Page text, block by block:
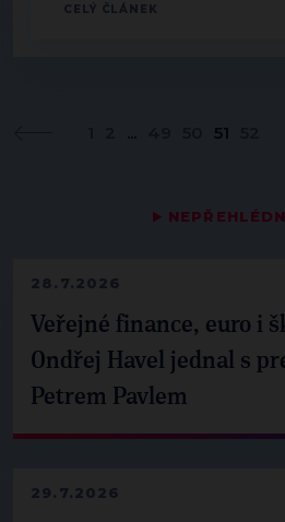
▶
28.7.2026
Veřejné finance, euro i
Ondřej Havel jednal s
Petrem Pavlem
29.7.2026
CELÝ ČLÁNEK
... 51